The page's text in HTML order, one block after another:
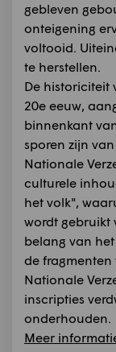
gebleven
onteigening
voltooid.
te herstellen.
De historiciteit
20e eeuw,
binnenkant
sporen zijn
Nationale
culturele
het volk",
wordt gebruikt
belang van
de fragmenten
Nationale
inscripties
onderhouden.
Meer